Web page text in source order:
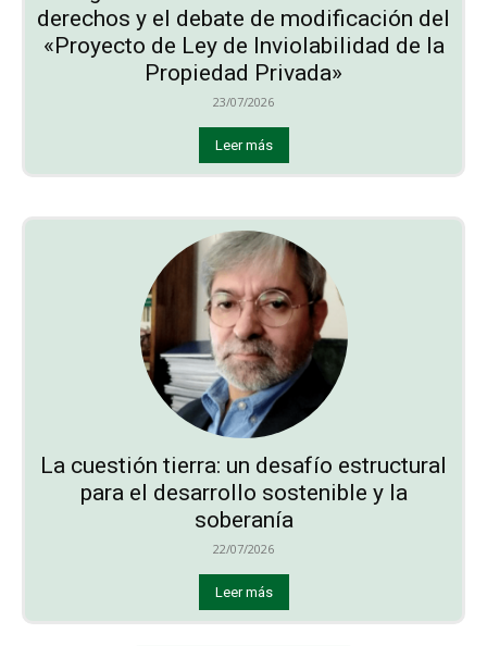
derechos y el debate de modificación del
«Proyecto de Ley de Inviolabilidad de la
Propiedad Privada»
23/07/2026
Leer más
La cuestión tierra: un desafío estructural
para el desarrollo sostenible y la
soberanía
22/07/2026
Leer más